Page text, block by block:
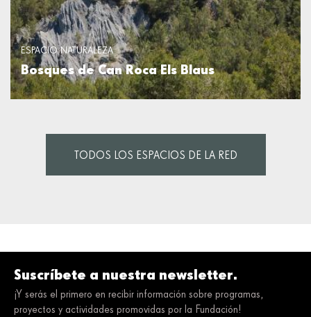
ESPACIO NATURALEZA
Bosques de Can Roca Els Blaus
TODOS LOS ESPACIOS DE LA RED
Suscríbete a nuestra newsletter.
¡Y serás el primero en recibir información sobre programas,
proyectos y actividades promovidas por la Fundación!